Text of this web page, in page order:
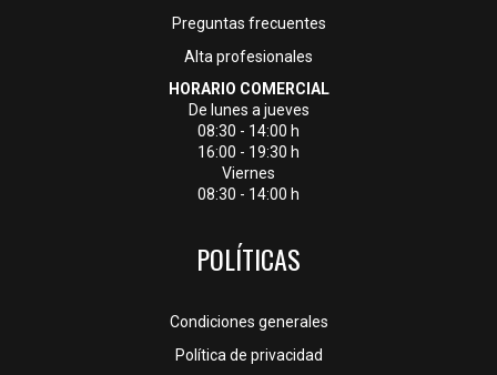
Preguntas frecuentes
Alta profesionales
HORARIO COMERCIAL
De lunes a jueves
08:30 - 14:00 h
16:00 - 19:30 h
Viernes
08:30 - 14:00 h
POLÍTICAS
Condiciones generales
Política de privacidad